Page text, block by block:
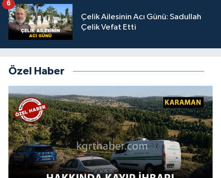
Çelik Ailesinin Acı Günü: Sadullah
Çelik Vefat Etti
6
Özel Haber